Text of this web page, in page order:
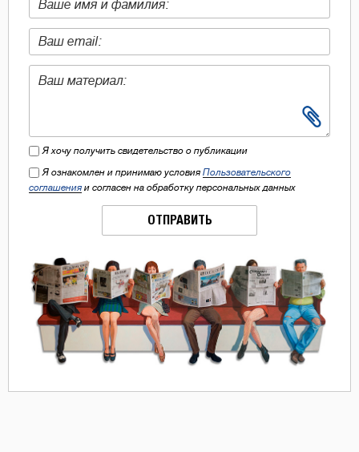
Я хочу получить свидетельство о публикации
Я ознакомлен и принимаю условия Пользовательского
соглашения и согласен на обработку персональных данных
ОТПРАВИТЬ